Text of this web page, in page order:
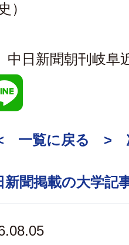
）
中日新聞朝刊岐阜
一覧に戻る >
新聞掲載の大学記